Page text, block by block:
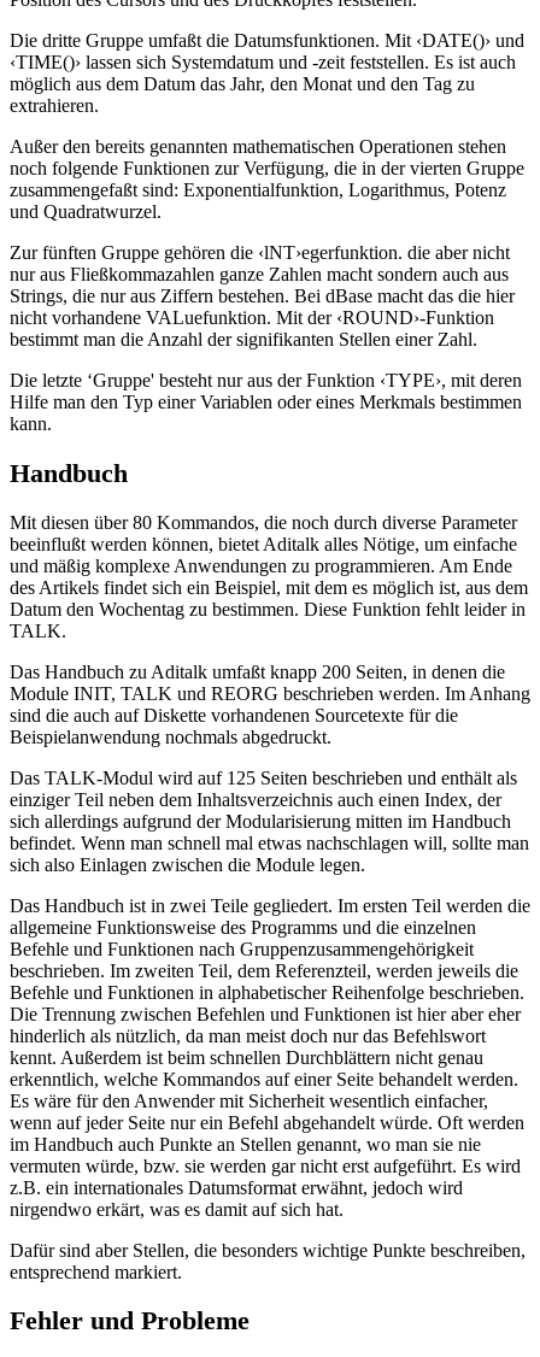
Die dritte Gruppe umfaßt die Datumsfunktionen. Mit ‹DATE()› und
‹TIME()› lassen sich Systemdatum und -zeit feststellen. Es ist auch
möglich aus dem Datum das Jahr, den Monat und den Tag zu
extrahieren.
Außer den bereits genannten mathematischen Operationen stehen
noch folgende Funktionen zur Verfügung, die in der vierten Gruppe
zusammengefaßt sind: Exponentialfunktion, Logarithmus, Potenz
und Quadratwurzel.
Zur fünften Gruppe gehören die ‹lNT›egerfunktion. die aber nicht
nur aus Fließkommazahlen ganze Zahlen macht sondern auch aus
Strings, die nur aus Ziffern bestehen. Bei dBase macht das die hier
nicht vorhandene VALuefunktion. Mit der ‹ROUND›-Funktion
bestimmt man die Anzahl der signifikanten Stellen einer Zahl.
Die letzte ‘Gruppe' besteht nur aus der Funktion ‹TYPE›, mit deren
Hilfe man den Typ einer Variablen oder eines Merkmals bestimmen
kann.
Handbuch
Mit diesen über 80 Kommandos, die noch durch diverse Parameter
beeinflußt werden können, bietet Aditalk alles Nötige, um einfache
und mäßig komplexe Anwendungen zu programmieren. Am Ende
des Artikels findet sich ein Beispiel, mit dem es möglich ist, aus dem
Datum den Wochentag zu bestimmen. Diese Funktion fehlt leider in
TALK.
Das Handbuch zu Aditalk umfaßt knapp 200 Seiten, in denen die
Module INIT, TALK und REORG beschrieben werden. Im Anhang
sind die auch auf Diskette vorhandenen Sourcetexte für die
Beispielanwendung nochmals abgedruckt.
Das TALK-Modul wird auf 125 Seiten beschrieben und enthält als
einziger Teil neben dem Inhaltsverzeichnis auch einen Index, der
sich allerdings aufgrund der Modularisierung mitten im Handbuch
befindet. Wenn man schnell mal etwas nachschlagen will, sollte man
sich also Einlagen zwischen die Module legen.
Das Handbuch ist in zwei Teile gegliedert. Im ersten Teil werden die
allgemeine Funktionsweise des Programms und die einzelnen
Befehle und Funktionen nach Gruppenzusammengehörigkeit
beschrieben. Im zweiten Teil, dem Referenzteil, werden jeweils die
Befehle und Funktionen in alphabetischer Reihenfolge beschrieben.
Die Trennung zwischen Befehlen und Funktionen ist hier aber eher
hinderlich als nützlich, da man meist doch nur das Befehlswort
kennt. Außerdem ist beim schnellen Durchblättern nicht genau
erkenntlich, welche Kommandos auf einer Seite behandelt werden.
Es wäre für den Anwender mit Sicherheit wesentlich einfacher,
wenn auf jeder Seite nur ein Befehl abgehandelt würde. Oft werden
im Handbuch auch Punkte an Stellen genannt, wo man sie nie
vermuten würde, bzw. sie werden gar nicht erst aufgeführt. Es wird
z.B. ein internationales Datumsformat erwähnt, jedoch wird
nirgendwo erkärt, was es damit auf sich hat.
Dafür sind aber Stellen, die besonders wichtige Punkte beschreiben,
entsprechend markiert.
Fehler und Probleme